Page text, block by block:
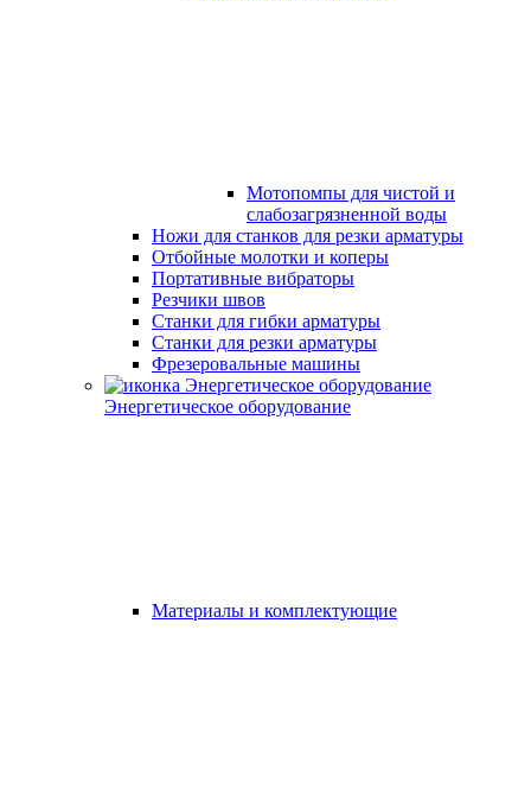
Мотопомпы для чистой и
слабозагрязненной воды
Ножи для станков для резки арматуры
Отбойные молотки и коперы
Портативные вибраторы
Резчики швов
Станки для гибки арматуры
Станки для резки арматуры
Фрезеровальные машины
Энергетическое оборудование
Материалы и комплектующие